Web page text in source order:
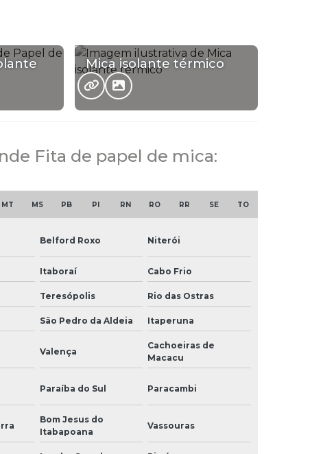
Mica isolante térmico
Fita de papel de mica:
MT MS PB PI RN RO RR SE TO
Belford Roxo Niterói
Itaboraí Cabo Frio
Teresópolis Rio das Ostras
São Pedro da Aldeia Itaperuna
Valença
Cachoeiras de
Macacu
Paraíba do Sul Paracambi
Bom Jesus do
Itabapoana
Vassouras